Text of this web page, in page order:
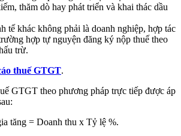
thăm dò hay phát triển và khai thác dầu
tế khác không phải là doanh nghiệp, hợp tác
hợp tự nguyện đăng ký nộp thuế theo
trừ.
thuế GTGT.
GTGT theo phương pháp trực tiếp được áp
tăng = Doanh thu x Tỷ lệ %.